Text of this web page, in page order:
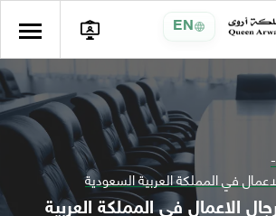
EN
في المملكة العربية السعودية
الاعمال في المملكة العربية